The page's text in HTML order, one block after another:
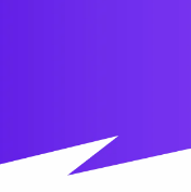
よくある質